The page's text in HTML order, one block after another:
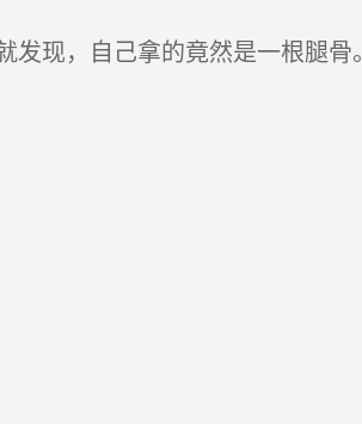
现，自己拿的竟然是一根腿骨。